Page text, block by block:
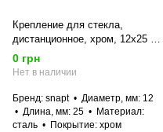
Крепление для стекла,
дистанционное, хром, 12x25 уп
4 шт snapt
0 грн
Нет в наличии
Бренд snapt Диаметр, мм 12
Длина, мм 25
Материал
сталь
Покрытие хром